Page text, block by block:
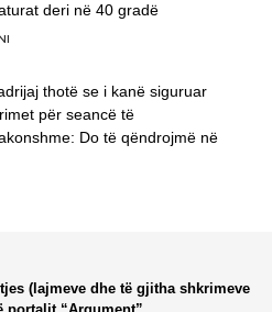
deri në 40 gradë
thotë se i kanë siguruar
për seancë të
Do të qëndrojmë në